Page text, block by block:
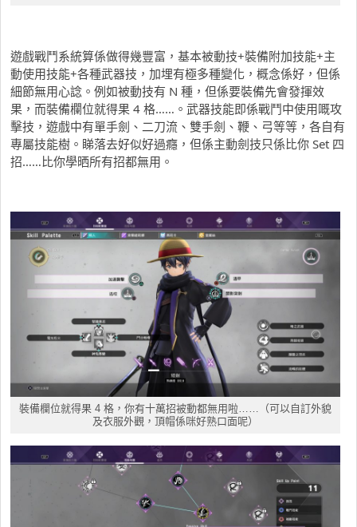
遊戲戰鬥系統算係做得幾豐富，基本被動技+裝備附加技能+主
動使用技能+各種武器技，加埋有極多種變化，概念係好，但係
細節無用心諗。例如被動技有 N 種，但係要裝備先會發揮效
果，而裝備欄位就得果 4 格……。武器技能即係戰鬥中使用嘅攻
擊技，遊戲中有單手劍、二刀流、雙手劍、鞭、弓等等，各自有
專屬技能樹。睇落去好似好過癮，但係主動劍技只係比你 Set 四
招……比你學晒所有招都無用。
裝備欄位就得果 4 格，你有十萬招被動都無用啦……（可以自訂外貌
及衣服外觀，頂帽係咪好熟口面呢）